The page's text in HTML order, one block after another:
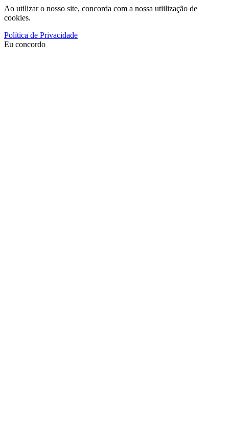
Ao utilizar o nosso site, concorda com a nossa utiilização de
cookies.
Política de Privacidade
Eu concordo